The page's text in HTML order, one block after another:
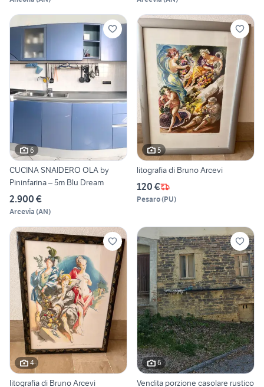
6
CUCINA SNAIDERO OLA by
Pininfarina – 5m Blu Dream
2.900 €
Arcevia (AN)
5
litografia di Bruno Arcevi
120 €
Pesaro(PU)
4
litografia di Bruno Arcevi
6
Vendita porzione casolare rustico